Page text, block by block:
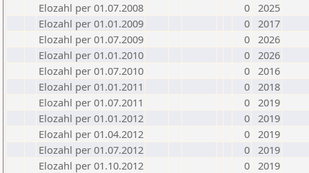
Elozahl per 01.07.2008
0 2025
Elozahl per 01.01.2009
0 2017
Elozahl per 01.07.2009
0 2026
Elozahl per 01.01.2010
0 2026
Elozahl per 01.07.2010
0 2016
Elozahl per 01.01.2011
0 2018
Elozahl per 01.07.2011
0 2019
Elozahl per 01.01.2012
0 2019
Elozahl per 01.04.2012
0 2019
Elozahl per 01.07.2012
0 2019
Elozahl per 01.10.2012
0 2019